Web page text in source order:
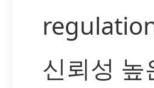
신뢰성